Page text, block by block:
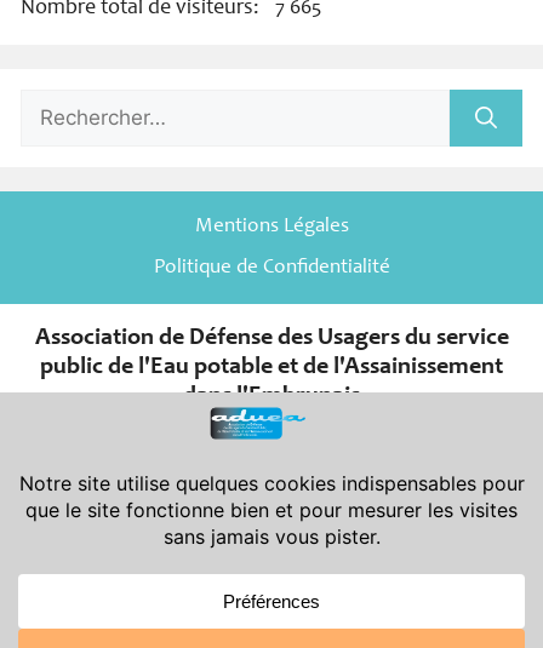
Nombre total de visiteurs: 7 665
Rechercher :
Mentions Légales
Politique de Confidentialité
Association de Défense des Usagers du service
public de l'Eau potable et de l'Assainissement
dans l'Embrunais
erjuillet 1901 et de son décret d’application
Déclarée en Préfecture des Hautes-Alpes le 08-11-2007 sous le
n° W052001966 - Publiée au J.O. le 24-11-2007
Siège Social : Aduea - 6 rue Saint-Pierre - 05200 Embrun
Siège Administratif : Aduea - 47 rue Victor Maurel - 05200 Embrun